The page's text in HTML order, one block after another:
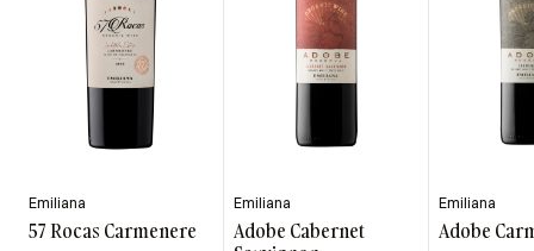
Emiliana
57 Rocas Carmenere
Emiliana
Adobe Cabernet
Emiliana
Adobe